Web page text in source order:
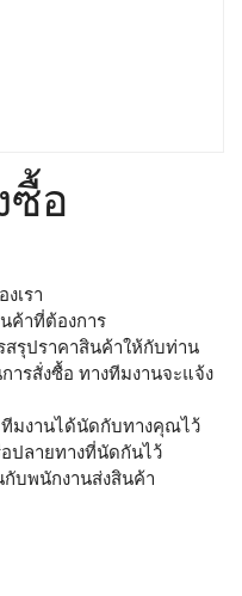
อ
เรา
ค้าที่ต้องการ
สรุปราคาสินค้าให้กับท่าน
ารสั่งซื้อ ทางทีมงานจะแจ้ง
ทีมงานได้นัดกับทางคุณไว้
ปลายทางที่นัดกันไว้
กับพนักงานส่งสินค้า